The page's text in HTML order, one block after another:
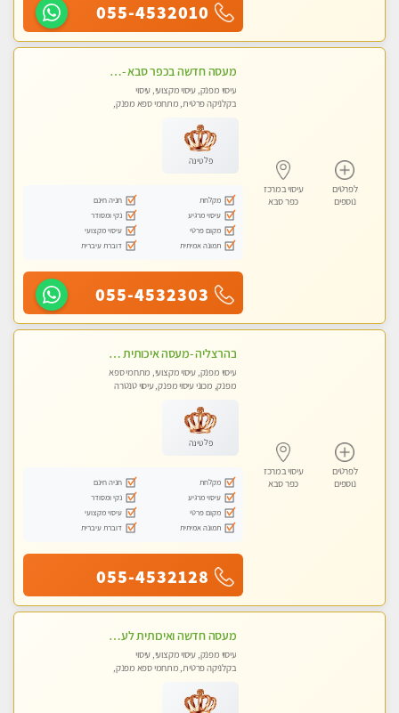
055-4532010
לפרטים
נוספים
עיסוי במרכז
כפר סבא
מעסה חדשה בכפר סבא -מומלץ לחלוטין!!!! מעסה מקצועית צעירה ואיכותית פרטי!!!
עיסוי מפנק, עיסוי מקצועי, עיסוי
בקלניקה פרטית, מתחמי ספא מפנק,
פלטינה
מקלחת
חניה חינם
עיסוי מרגיע
נקי ומסודר
מקום פרטי
עיסוי מקצועי
תמונה אמיתית
דוברת עיברית
055-4532303
לפרטים
נוספים
עיסוי במרכז
כפר סבא
בהרצליה -מעסה איכותית מקצועית ומפנקת
עיסוי מפנק, עיסוי מקצועי, מתחמי ספא
מפנק, מכוני עיסוי מפנק, עיסוי טנטרה
פלטינה
מקלחת
חניה חינם
עיסוי מרגיע
נקי ומסודר
מקום פרטי
עיסוי מקצועי
תמונה אמיתית
דוברת עיברית
055-4532128
מעסה חדשה ואיכותית לעיסוי מרגיע ומפנק VIP-מומלץ לחלוטין! פרטי! -ללא מין !!
עיסוי מפנק, עיסוי מקצועי, עיסוי
בקלניקה פרטית, מתחמי ספא מפנק,